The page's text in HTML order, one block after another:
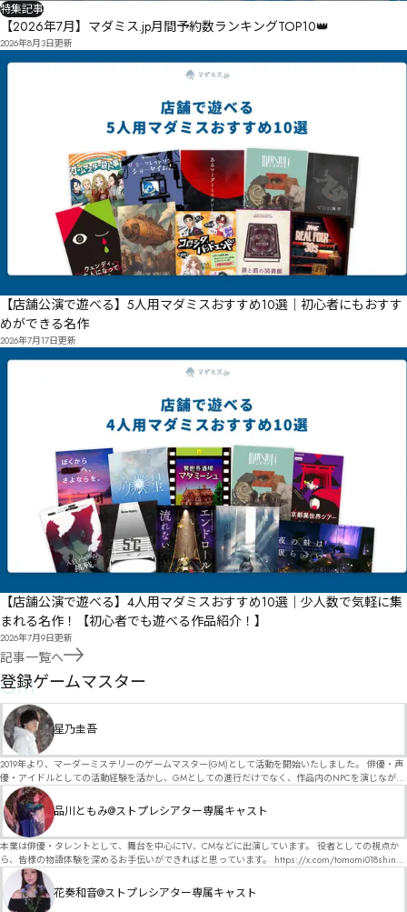
特集記事
【2026年7月】マダミス.jp月間予約数ランキングTOP10👑
2026年8月3日更新
【店舗公演で遊べる】5人用マダミスおすすめ10選｜初心者にもおすす
めができる名作
2026年7月17日更新
【店舗公演で遊べる】4人用マダミスおすすめ10選｜少人数で気軽に集
まれる名作！【初心者でも遊べる作品紹介！】
2026年7月9日更新
記事一覧へ
GM
登録ゲームマスター
星乃圭吾
2019年より、マーダーミステリーのゲームマスター(GM)として活動を開始いたしました。 俳優・声
優・アイドルとしての活動経験を活かし、GMとしての進行だけでなく、作品内のNPCを演じなが
ら、お客様に物語の世界へ入り込んでいただくような演出・サービスを得意としています。 自分自
身でも作品制作を行っているので、作家さんが作品に込めた想いや意図を大切にしながら、その作
品の魅力をお客様に届けられるような公演を心がけています。 参加してくださる皆様がどんなエン
ディングを迎えるのか、どんな物語が生まれるのかを想像しながら、公演を進めていく時間が本当
に大好きです！ 対応可能作品は、オフライン（対面）作品のみとなります。 得意分野をひとつ挙げ
るなら恋愛もの（恋愛要素を含むシナリオ）ですが、ファンタジー、デスゲーム、青春ものなど、
ジャンルを問わず幅広く対応可能です！お任せください！ 《所属団体・店舗》 ★ Lanbelysma -ラン
ビリズマ- (代表・制作・GM) ★ ストーリープレイングシアター (GM) ★ フィネガンズ ウェイク
(GM)
品川ともみ@ストプレシアター専属キャスト
本業は俳優・タレントとして、舞台を中心にTV、CMなどに出演しています。 役者としての視点か
ら、皆様の物語体験を深めるお手伝いができればと思っています。 https://x.com/tomomi018shin?
s=11 活動内容はSNSにて投稿しています。 SPT所属。 ストーリープレイングシアター「星詠みの
標」にてGMデビュー。 ボードゲーム×体感型演劇 イマーシブカフェ「コアクト」(不定期開催)出
演中。
花奏和音@ストプレシアター専属キャスト